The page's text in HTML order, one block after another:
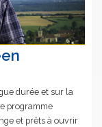
durée et sur la
programme
et prêts à ouvrir